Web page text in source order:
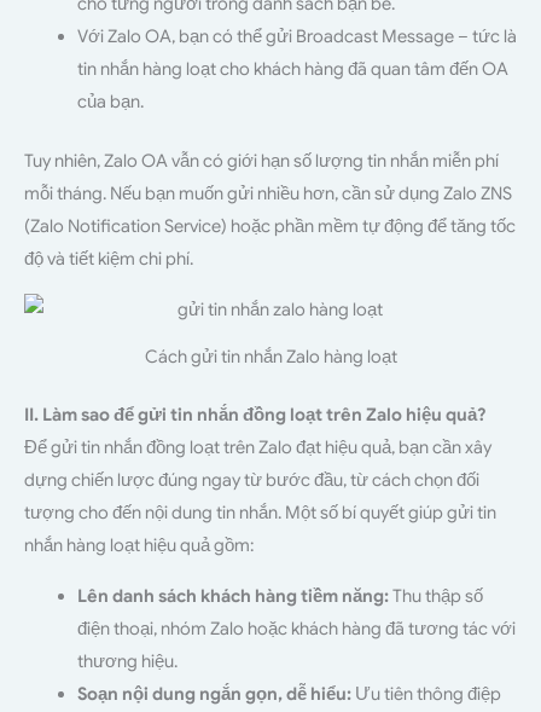
Với Zalo OA, bạn có thể gửi Broadcast Message – tức là
tin nhắn hàng loạt cho khách hàng đã quan tâm đến OA
của bạn.
Tuy nhiên, Zalo OA vẫn có giới hạn số lượng tin nhắn miễn phí
mỗi tháng. Nếu bạn muốn gửi nhiều hơn, cần sử dụng Zalo ZNS
(Zalo Notification Service) hoặc phần mềm tự động để tăng tốc
độ và tiết kiệm chi phí.
Cách gửi tin nhắn Zalo hàng loạt
II. Làm sao để gửi tin nhắn đồng loạt trên Zalo hiệu quả?
Để gửi tin nhắn đồng loạt trên Zalo đạt hiệu quả, bạn cần xây
dựng chiến lược đúng ngay từ bước đầu, từ cách chọn đối
tượng cho đến nội dung tin nhắn. Một số bí quyết giúp gửi tin
nhắn hàng loạt hiệu quả gồm:
Lên danh sách khách hàng tiềm năng:Thu thập số
điện thoại, nhóm Zalo hoặc khách hàng đã tương tác với
thương hiệu.
Soạn nội dung ngắn gọn, dễ hiểu:Ưu tiên thông điệp